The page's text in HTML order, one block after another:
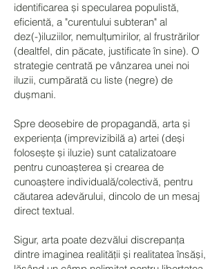
identificarea și specularea populistă,
eficientă, a "curentului subteran" al
dez(-)iluziilor, nemulțumirilor, al frustrărilor
(dealtfel, din păcate, justificate în sine). O
strategie centrată pe vânzarea unei noi
iluzii, cumpărată cu liste (negre) de
dușmani.
Spre deosebire de propagandă, arta și
experiența (imprevizibilă a) artei (deși
folosește și iluzie) sunt catalizatoare
pentru cunoașterea și crearea de
cunoaștere individuală/colectivă, pentru
căutarea adevărului, dincolo de un mesaj
direct textual.
Sigur, arta poate dezvălui discrepanța
dintre imaginea realității și realitatea însăși,